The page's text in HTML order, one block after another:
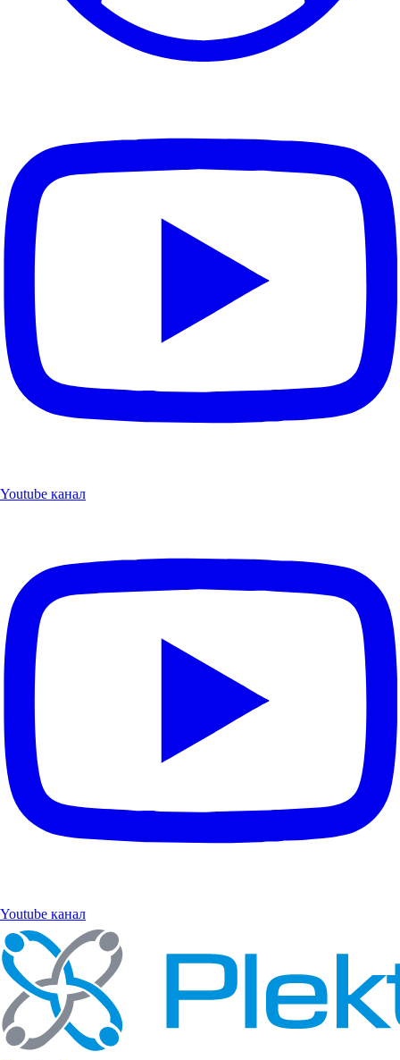
Youtube канал
Youtube канал